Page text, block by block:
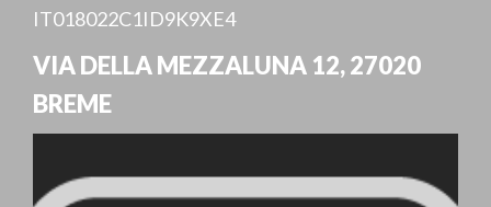
IT018022C1ID9K9XE4
VIA DELLA MEZZALUNA 12,27020
BREME